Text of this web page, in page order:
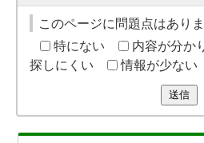
このページに問題点はあり
特にない
内容が分か
探しにくい
情報が少ない
送信